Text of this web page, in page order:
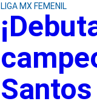
LIGA MX FEMENIL